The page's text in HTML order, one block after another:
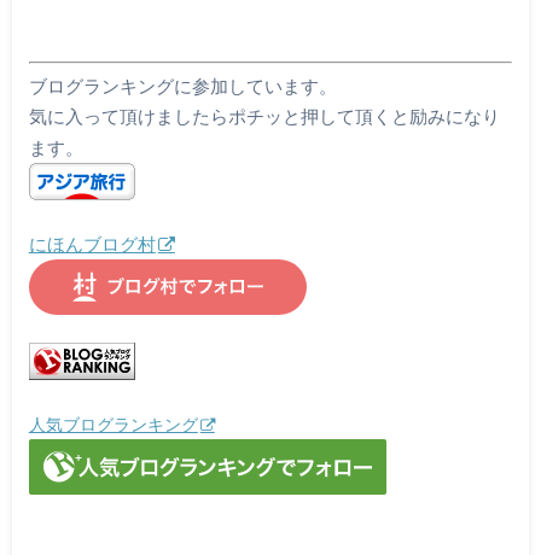
ブログランキングに参加しています。
気に入って頂けましたらポチッと押して頂くと励みになり
ます。
にほんブログ村
人気ブログランキング